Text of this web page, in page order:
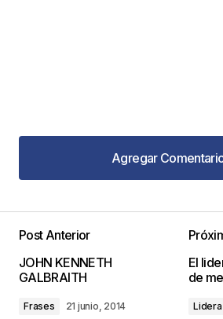
Agregar
Agregar
publicada. Los campos
marcados con
Post Anterior
JOHN KENNETH
GALBRAITH
Frases 21 junio, 2014
El
de